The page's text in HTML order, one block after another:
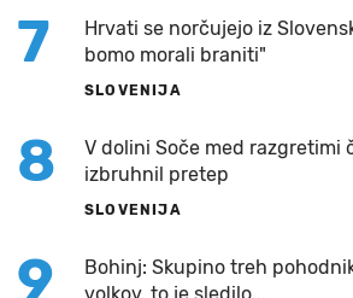
7
Hrvati se norčujejo iz
bomo morali braniti"
SLOVENIJA
8
V dolini Soče med razgretimi
izbruhnil pretep
SLOVENIJA
9
Bohinj: Skupino treh